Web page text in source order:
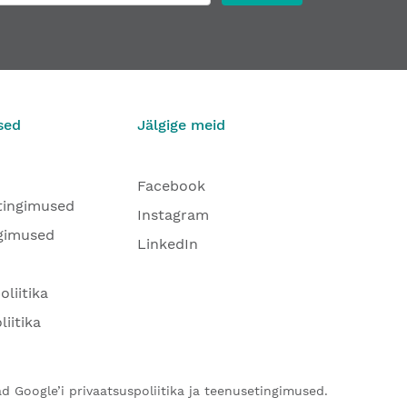
Jälgige meid
Facebook
Instagram
LinkedIn
Google’i privaatsuspoliitika ja teenusetingimused.